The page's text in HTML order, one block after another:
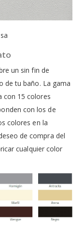
un sin fin de
de tu baño. La gama
con 15 colores
con los de
colores en la
de compra del
cualquier color